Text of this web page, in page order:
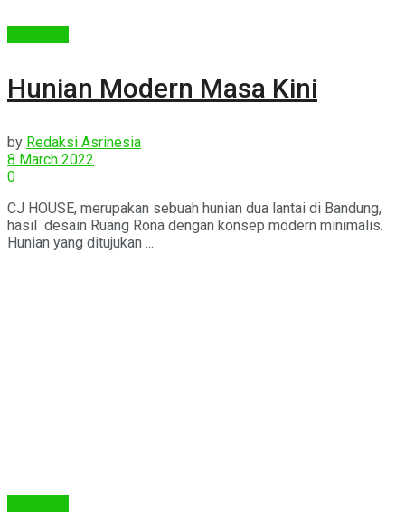
Hunian Modern Masa Kini
by Redaksi Asrinesia
8 March 2022
0
CJ HOUSE, merupakan sebuah hunian dua lantai di Bandung,
hasil desain Ruang Rona dengan konsep modern minimalis.
Hunian yang ditujukan ...